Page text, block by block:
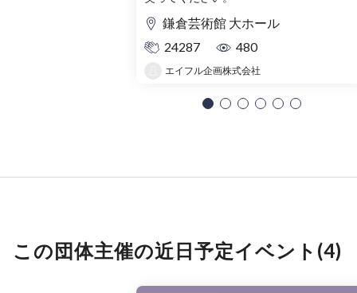
鎌倉芸術館 大ホール
24287
480
エイフル企画株式会社
この団体主催の近日予定イベント(4)